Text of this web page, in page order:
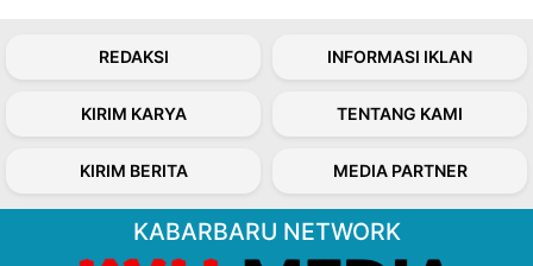
REDAKSI INFORMASI IKLAN
KIRIM KARYA TENTANG KAMI
KIRIM BERITA MEDIA PARTNER
KABARBARU NETWORK